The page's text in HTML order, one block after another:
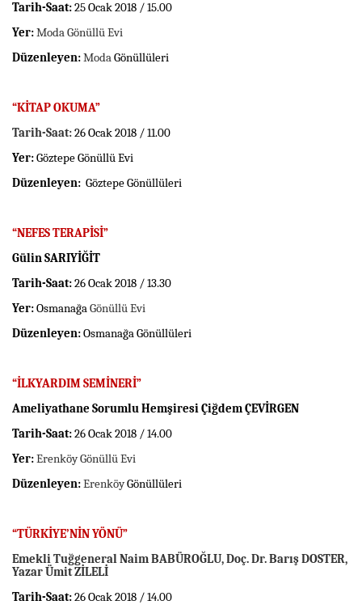
Tarih-Saat:25 Ocak 2018 / 15.00
Yer:Moda Gönüllü Evi
Düzenleyen:ModaGönüllüleri
“KİTAP OKUMA”
Tarih-Saat:26 Ocak 2018 / 11.00
Yer:Göztepe Gönüllü Evi
Düzenleyen: Göztepe Gönüllüleri
“NEFES TERAPİSİ”
Gülin SARIYİĞİT
Tarih-Saat:26 Ocak 2018 / 13.30
Yer:OsmanağaGönüllü Evi
Düzenleyen:Osmanağa Gönüllüleri
“İLKYARDIM SEMİNERİ”
Ameliyathane Sorumlu Hemşiresi Çiğdem ÇEVİRGEN
Tarih-Saat:26 Ocak 2018 / 14.00
Yer:Erenköy Gönüllü Evi
Düzenleyen:ErenköyGönüllüleri
“TÜRKİYE’NİN YÖNÜ”
Emekli Tuğgeneral Naim BABÜROĞLU, Doç. Dr. Barış DOSTER,
Yazar Ümit ZİLELİ
Tarih-Saat:26 Ocak 2018 / 14.00